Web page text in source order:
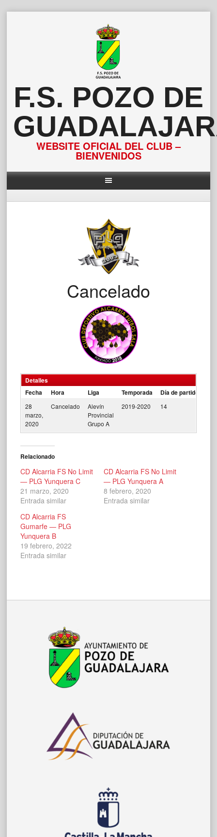
F.S. POZO DE
WEBSITE OFICIAL DEL CLUB –
BIENVENIDOS
Cancelado
Detalles
Fecha
Hora Liga Temporada Día de partido
28
marzo,
2020
Cancelado
Alevín
Provincial
Grupo A
2019-2020 14
Relacionado
CD Alcarria FS No Limit
— PLG Yunquera C
21 marzo, 2020
Entrada similar
CD Alcarria FS No Limit
— PLG Yunquera A
8 febrero, 2020
Entrada similar
CD Alcarria FS
Gumarfe — PLG
Yunquera B
19 febrero, 2022
Entrada similar